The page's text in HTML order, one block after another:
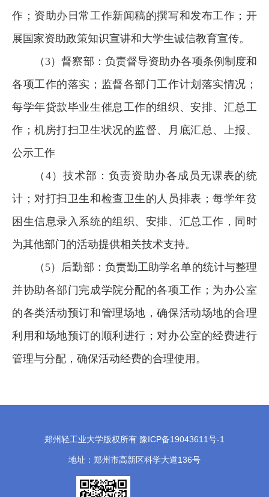
作；资助办日常工作新闻稿的撰写和发布工作；开
展国家资助政策知识宣讲和大学生诚信教育宣传。
（3）督察部：负责督导资助办各项条例制度和
各项工作的落实；监督各部门工作计划落实情况；
每学年贷款毕业生催息工作的组织、安排、汇总工
作；机房打扫卫生状况的监督、月底汇总、上报、
公示工作
（4）技术部：负责资助办各成员无课表的统
计；对打扫卫生和检查卫生的人员排表；每学年贫
困生信息录入系统的组织、安排、汇总工作，同时
为其他部门的活动提供相关技术支持。
（ 5）后勤部：负责勤工助学名单的统计与整理
并协助各部门完成学院分配的各项工作；为办公室
的各类活动预订和管理场地，确保活动场地的合理
利用和场地预订的顺利进行；对办公室的经费进行
管理与分配，确保活动经费的合理使用。
郑州轻工业大学版权所有 豫ICP备19043611号-1
地址：郑州市高新区科学大道136号